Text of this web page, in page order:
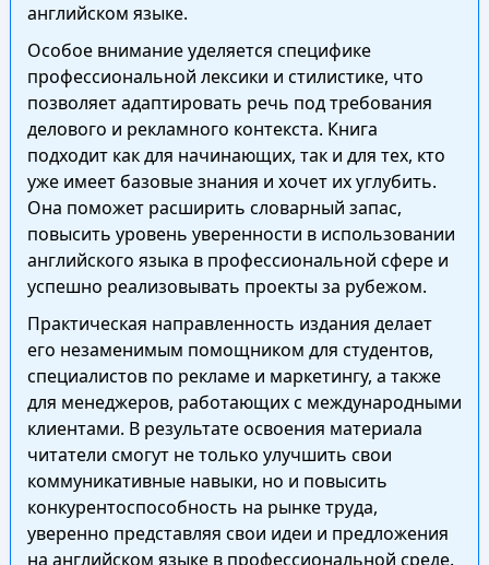
английском языке.
Особое внимание уделяется специфике
профессиональной лексики и стилистике, что
позволяет адаптировать речь под требования
делового и рекламного контекста. Книга
подходит как для начинающих, так и для тех, кто
уже имеет базовые знания и хочет их углубить.
Она поможет расширить словарный запас,
повысить уровень уверенности в использовании
английского языка в профессиональной сфере и
успешно реализовывать проекты за рубежом.
Практическая направленность издания делает
его незаменимым помощником для студентов,
специалистов по рекламе и маркетингу, а также
для менеджеров, работающих с международными
клиентами. В результате освоения материала
читатели смогут не только улучшить свои
коммуникативные навыки, но и повысить
конкурентоспособность на рынке труда,
уверенно представляя свои идеи и предложения
на английском языке в профессиональной среде.